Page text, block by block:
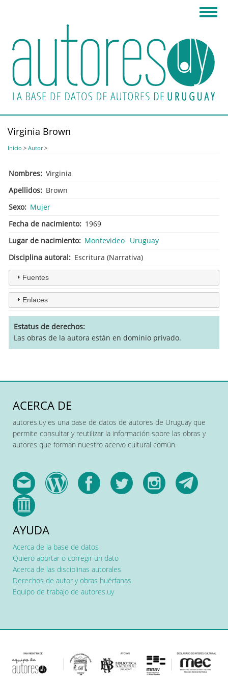
principal
Virginia Brown
Inicio > Autor>
Nombres Virginia
Apellidos
Brown
Sexo
Mujer
Fecha de nacimiento
1969
Lugar de nacimiento
Montevideo Uruguay
Disciplina autoral
Escritura (Narrativa)
Fuentes
Enlaces
Estatus de derechos
Las obras de la autora están en dominio privado.
ACERCA DE
autores.uy es una base de datos de autores de Uruguay que
permite consultar y reutilizar la información sobre las obras y
autores que forman nuestro acervo cultural común.
AYUDA
Acerca de la base de datos
Quiero aportar o corregir un dato
Acerca de las disciplinas autorales
Derechos de autor y obras huérfanas
Equipo de trabajo de autores.uy